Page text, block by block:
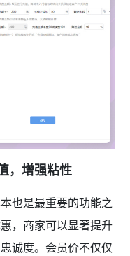
，增强粘性
也是最重要的功能之
，商家可以显著提升
诚度。会员价不仅仅